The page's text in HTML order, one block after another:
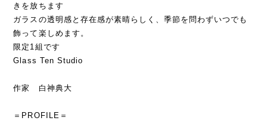
きを放ちます
ガラスの透明感と存在感が素晴らしく、季節を問わずいつでも
飾って楽しめます。
限定1組です
Glass Ten Studio
作家 白神典大
＝PROFILE＝